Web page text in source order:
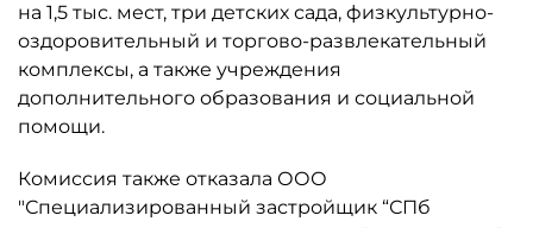
на 1,5 тыс. мест, три детских сада, физкультурно-
оздоровительный и торгово-развлекательный
комплексы, а также учреждения
дополнительного образования и социальной
помощи.
Комиссия также отказала ООО
"Специализированный застройщик “СПб